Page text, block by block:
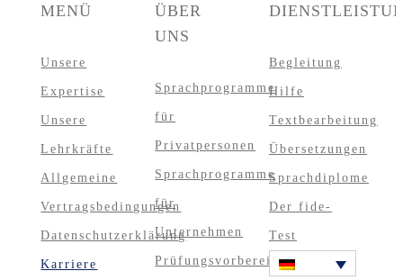
MENÜ
Unsere
Expertise
Unsere
Lehrkräfte
Allgemeine
Vertragsbedingungen
Datenschutzerklärung
Karriere
ÜBER
UNS
Sprachprogramme
für
Privatpersonen
Sprachprogramme
für
Unternehmen
Prüfungsvorbereitungskurse
Begleitung
Hilfe
Textbearbeitung
Übersetzungen
Sprachdiplome
Der fide-
Test